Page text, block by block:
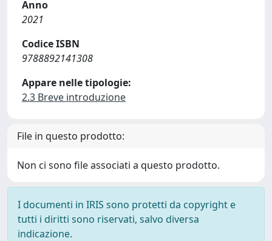
Anno
2021
Codice ISBN
9788892141308
Appare nelle tipologie:
2.3 Breve introduzione
File in questo prodotto:
Non ci sono file associati a questo prodotto.
I documenti in IRIS sono protetti da copyright e
tutti i diritti sono riservati, salvo diversa
indicazione.